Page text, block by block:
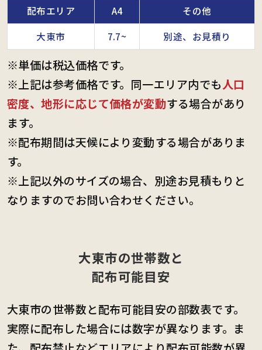
配布エリア A4
その他
大東市
7.7~ 別途、お見積り
※単価は税込価格です。
※上記は参考価格です。同一エリア内でも人口
密度、地形に応じて価格が変動する場合があり
ます。
※配布期間は天候により変動する場合がありま
す。
※上記以外のサイズの場合、別途お見積もりと
なりますのでお問い合わせください。
大東市の世帯数と
配布可能目安
大東市の世帯数と配布可能目安の部数表です。
実際に配布した場合には数字が異なります。ま